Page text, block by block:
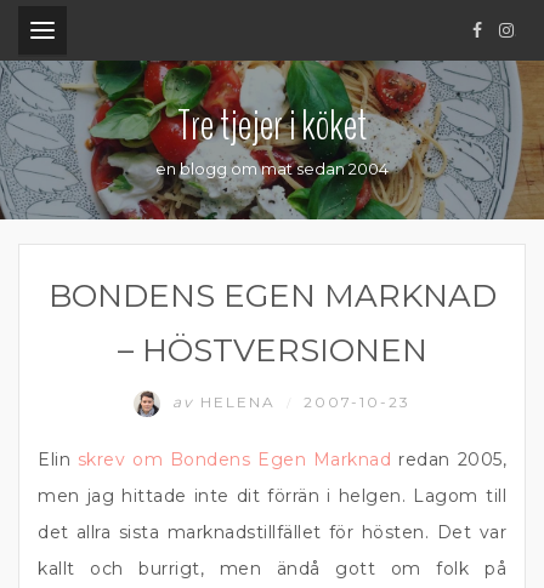
.
Tre tjejer i köket
en blogg om mat sedan 2004
BONDENS EGEN MARKNAD
– HÖSTVERSIONEN
av HELENA 2007-10-23
Elin skrev om Bondens Egen Marknad redan 2005,
men jag hittade inte dit förrän i helgen. Lagom till
det allra sista marknadstillfället för hösten. Det var
kallt och burrigt, men ändå gott om folk på